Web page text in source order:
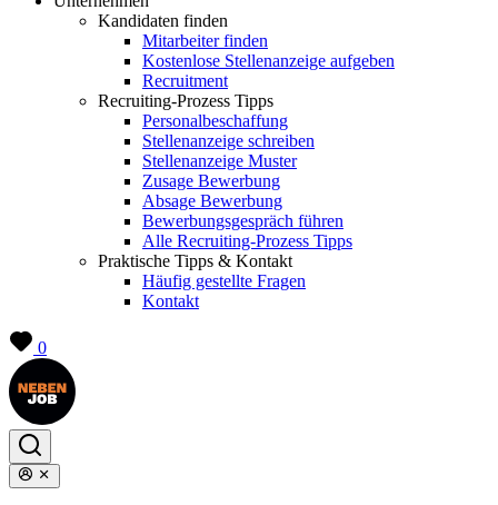
Kandidaten finden
Mitarbeiter finden
Kostenlose Stellenanzeige aufgeben
Recruitment
Recruiting-Prozess Tipps
Personalbeschaffung
Stellenanzeige schreiben
Stellenanzeige Muster
Zusage Bewerbung
Absage Bewerbung
Bewerbungsgespräch führen
Alle Recruiting-Prozess Tipps
Praktische Tipps & Kontakt
Häufig gestellte Fragen
Kontakt
0